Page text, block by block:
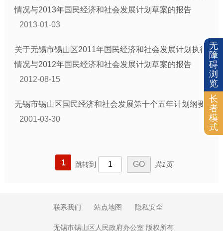
情况与2013年国民经济和社会发展计划草案的报告
2013-01-03
关于无锡市锡山区2011年国民经济和社会发展计划执行
情况与2012年国民经济和社会发展计划草案的报告
2012-08-15
无锡市锡山区国民经济和社会发展第十个五年计划纲要
2001-03-30
1 跳转到 共1页
联系我们 站点地图 隐私安全
无锡市锡山区人民政府办公室 版权所有
无
障
碍
浏
览
长
者
模
式